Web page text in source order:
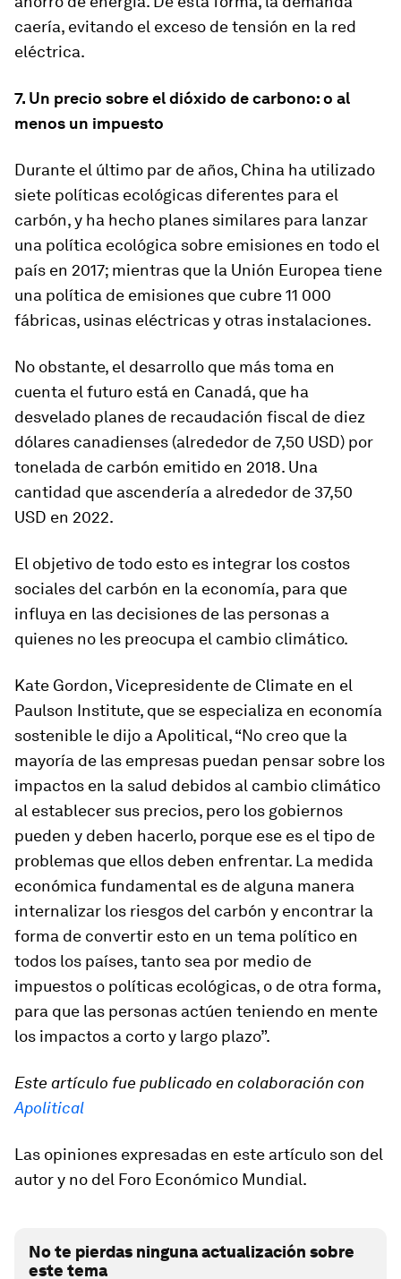
caería, evitando el exceso de tensión en la red
eléctrica.
7. Un precio sobre el dióxido de carbono: o al
menos un impuesto
Durante el último par de años, China ha utilizado
siete políticas ecológicas diferentes para el
carbón, y ha hecho planes similares para lanzar
una política ecológica sobre emisiones en todo el
país en 2017; mientras que la Unión Europea tiene
una política de emisiones que cubre 11 000
fábricas, usinas eléctricas y otras instalaciones.
No obstante, el desarrollo que más toma en
cuenta el futuro está en Canadá, que ha
desvelado planes de recaudación fiscal de diez
dólares canadienses (alrededor de 7,50 USD) por
tonelada de carbón emitido en 2018. Una
cantidad que ascendería a alrededor de 37,50
USD en 2022.
El objetivo de todo esto es integrar los costos
sociales del carbón en la economía, para que
influya en las decisiones de las personas a
quienes no les preocupa el cambio climático.
Kate Gordon, Vicepresidente de Climate en el
Paulson Institute, que se especializa en economía
sostenible le dijo a Apolitical, “No creo que la
mayoría de las empresas puedan pensar sobre los
impactos en la salud debidos al cambio climático
al establecer sus precios, pero los gobiernos
pueden y deben hacerlo, porque ese es el tipo de
problemas que ellos deben enfrentar. La medida
económica fundamental es de alguna manera
internalizar los riesgos del carbón y encontrar la
forma de convertir esto en un tema político en
todos los países, tanto sea por medio de
impuestos o políticas ecológicas, o de otra forma,
para que las personas actúen teniendo en mente
los impactos a corto y largo plazo”.
Este artículo fue publicado en colaboración con
Apolitical
Las opiniones expresadas en este artículo son del
autor y no del Foro Económico Mundial.
No te pierdas ninguna actualización sobre
este tema